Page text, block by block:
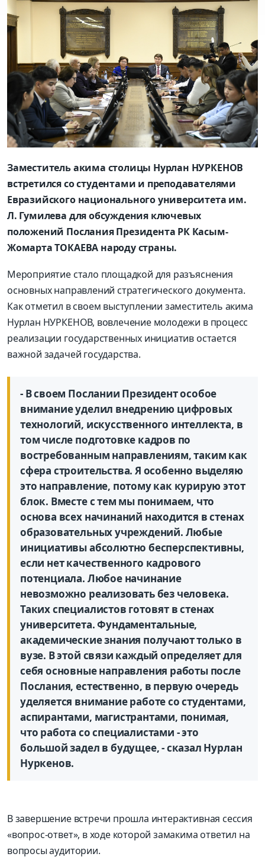
Заместитель акима столицы Нурлан НУРКЕНОВ
встретился со студентами и преподавателями
Евразийского национального университета им.
Л. Гумилева для обсуждения ключевых
положений Послания Президента РК Касым-
Жомарта ТОКАЕВА народу страны.
Мероприятие стало площадкой для разъяснения
основных направлений стратегического документа.
Как отметил в своем выступлении заместитель акима
Нурлан НУРКЕНОВ, вовлечение молодежи в процесс
реализации государственных инициатив остается
важной задачей государства.
- В своем Послании Президент особое
внимание уделил внедрению цифровых
технологий, искусственного интеллекта, в
том числе подготовке кадров по
востребованным направлениям, таким как
сфера строительства. Я особенно выделяю
это направление, потому как курирую этот
блок. Вместе с тем мы понимаем, что
основа всех начинаний находится в стенах
образовательных учреждений. Любые
инициативы абсолютно бесперспективны,
если нет качественного кадрового
потенциала. Любое начинание
невозможно реализовать без человека.
Таких специалистов готовят в стенах
университета. Фундаментальные,
академические знания получают только в
вузе. В этой связи каждый определяет для
себя основные направления работы после
Послания, естественно, в первую очередь
уделяется внимание работе со студентами,
аспирантами, магистрантами, понимая,
что работа со специалистами - это
большой задел в будущее, - сказал Нурлан
Нуркенов.
В завершение встречи прошла интерактивная сессия
«вопрос-ответ», в ходе которой замакима ответил на
вопросы аудитории.